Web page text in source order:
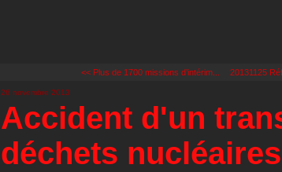
<< Plus de 1700 missions d’intérim... 20131125
26 novembre 2013
Accident d'un
déchets nucléaires